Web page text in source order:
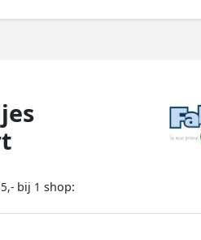
bij 1 shop: